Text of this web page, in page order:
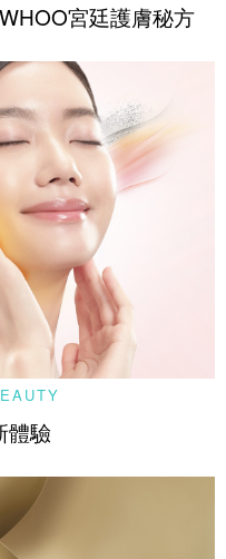
宮廷護膚秘方
體驗